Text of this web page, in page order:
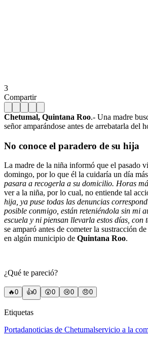
3
Compartir
Chetumal, Quintana Roo.- Una madre
señor amparándose antes de arrebatarla del
No conoce el paradero de su hija
La madre de la niña informó que el pasado
domingo, por lo que él la cuidaría un día
pasara a recogerla a su domicilio. Horas
ver a la niña, por lo cual, no entiende tal
hija, ya puse todas las denuncias
posible conmigo, están reteniéndola sin mi
escuela y ni piensan llevarla estos días, con
se amparó antes de cometer la sustracción
en algún municipio de Quintana Roo.
¿Qué te pareció?
🔥0 👍0 😲0 😢0 😠0
Etiquetas
Portadanoticias de Chetumalservicio a la